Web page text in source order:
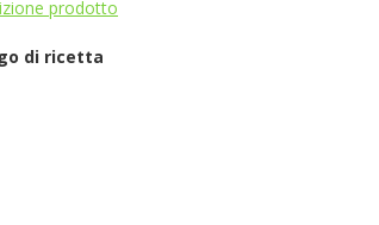
prodotto
di ricetta